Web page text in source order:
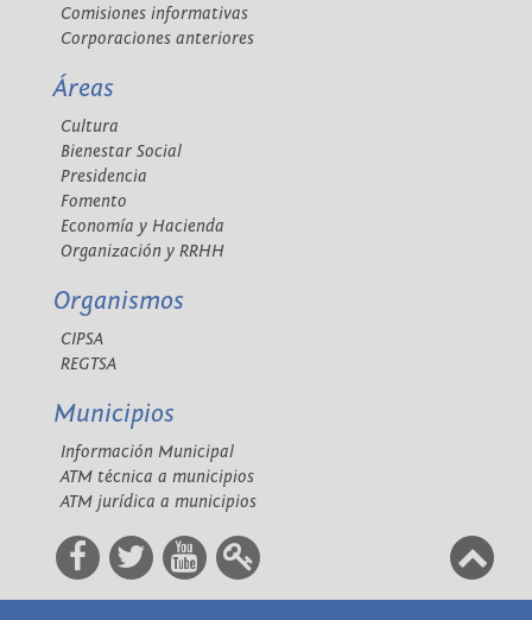
Comisiones informativas
Corporaciones anteriores
Áreas
Cultura
Bienestar Social
Presidencia
Fomento
Economía y Hacienda
Organización y RRHH
Organismos
CIPSA
REGTSA
Municipios
Información Municipal
ATM técnica a municipios
ATM jurídica a municipios